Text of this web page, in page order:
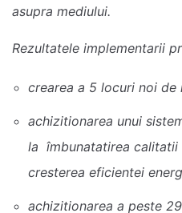
asupra mediului.
Rezultatele implementarii
crearea a 5 locuri noi de
achizitionarea unui
la îmbunatatirea calitatii
cresterea eficientei
achizitionarea a peste